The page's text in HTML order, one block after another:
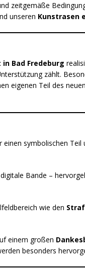
zeitgemäße
unseren Kunstrasen
Bad Fredeburg
zählt.
eigenen Teil des
einen symbolischen Teil
Bande –
wie den
einem großen
besonders